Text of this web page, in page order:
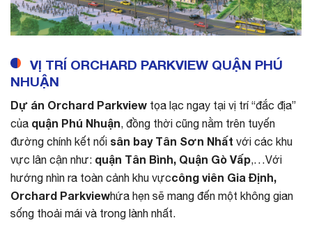
VỊ TRÍ ORCHARD PARKVIEW QUẬN PHÚ
NHUẬN
Dự án Orchard Parkview tọa lạc ngay tại vị trí “đắc địa”
của quận Phú Nhuận, đồng thời cũng nằm trên tuyến
đường chính kết nối sân bay Tân Sơn Nhất với các khu
vực lân cận như: quận Tân Bình, Quận Gò Vấp,…Với
hướng nhìn ra toàn cảnh khu vựccông viên Gia Định,
Orchard Parkviewhứa hẹn sẽ mang đến một không gian
sống thoải mái và trong lành nhất.